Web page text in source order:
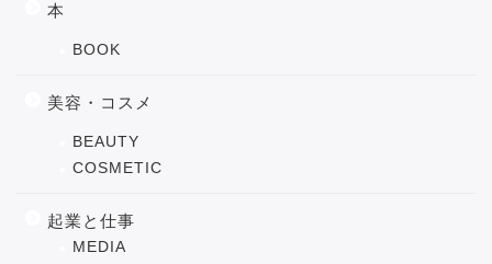
本
BOOK
美容・コスメ
BEAUTY
COSMETIC
起業と仕事
MEDIA